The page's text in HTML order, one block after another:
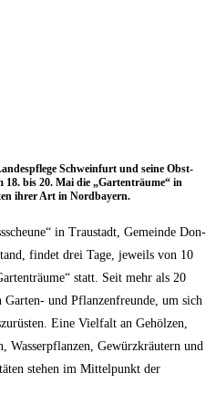
Schwein­furt und sei­ne Obst-
18. bis 20. Mai die „Gar­ten­träu­me“ in
ihrer Art in Nordbayern.
in Trau­stadt, Gemein­de Don­
fin­det drei Tage, jeweils von 10
statt. Seit mehr als 20
und Pflan­zen­freun­de, um sich
Eine Viel­falt an Gehöl­zen,
Was­ser­pflan­zen, Gewürz­kräu­tern und
ste­hen im Mit­tel­punkt der